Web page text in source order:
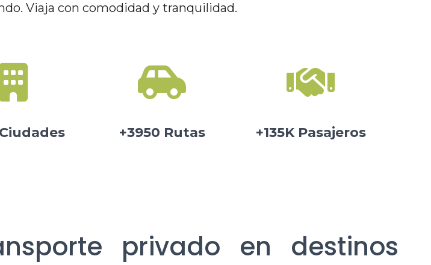
Viaja con comodidad y tranquilidad.
+3950 Rutas +135K Pasajeros
privado en destinos